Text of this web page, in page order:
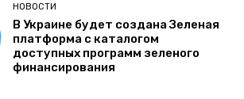
НОВОСТИ
В Украине будет создана Зеленая
платформа с каталогом
доступных программ зеленого
финансирования